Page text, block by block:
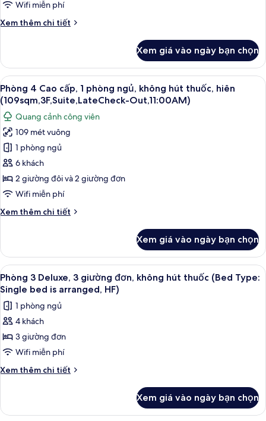
trệt
㎡)
Wifi miễn phí
Xem thêm chi tiết
Chi
Phòng
4
Deluxe,
tầng
trệt
(28
㎡)
Xem giá vào ngày bạn chọn
Xem
tất
cả
ảnh
Phòng
4
Cao
cấp,
1
ngủ,
thuốc,
hiên
(109sqm,3F,Suite,LateCheck-
Out,11:00AM)
Phòng 4 Cao cấp, 1 phòng ngủ,
28
Phòng 4 Cao cấp, 1 phòng ngủ, không hút thuốc, hiên
(109sqm,3F,Suite,LateCheck-Out,11:00AM)
Quang cảnh công viên
109 mét vuông
1 phòng ngủ
6 khách
2 giường đôi và 2 giường đơn
Wifi miễn phí
Xem thêm chi tiết
Chi
Phòng
4
Cao
cấp,
phòng
ngủ,
hút
thuốc,
(109sqm,3F,Suite,LateCheck-
Xem giá vào ngày bạn chọn
Xem
tất
cả
ảnh
Phòng
3
Deluxe,
3
không
Chăn bông, két bảo mật tại phòng,
14
Phòng 3 Deluxe, 3 giường đơn, không hút thuốc (Bed Type:
Single bed is arranged, HF)
1 phòng ngủ
4 khách
3 giường đơn
Wifi miễn phí
Xem thêm chi tiết
Chi
Phòng
Xem giá vào ngày bạn chọn